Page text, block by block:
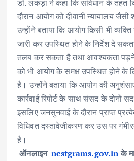
डॉ. लकड़ा ने कहा कि संविधान के तहत
दौरान आयोग को दीवानी न्यायालय जैसी
उन्होंने बताया कि आयोग किसी भी
जारी कर उपस्थित होने के निर्देश दे
तलब कर सकता है तथा आवश्यकता पड़ने
को भी आयोग के समक्ष उपस्थित होने के
है। उन्होंने बताया कि आयोग की
कार्रवाई रिपोर्ट के साथ संसद के दोनों
इसलिए जनसुनवाई के दौरान प्राप्त
विधिवत दस्तावेजीकरण कर उस पर
है।
ऑनलाइनncstgrams.gov.inके